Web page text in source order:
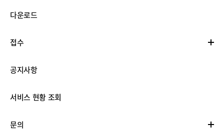
다운로드
접수
공지사항
서비스 현황 조회
문의